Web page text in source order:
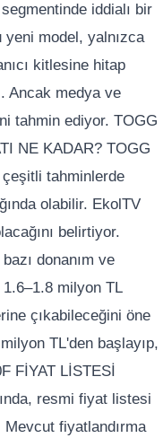
iddialı bir
yeni model, yalnızca
kitlesine hitap
Ancak medya ve
tahmin ediyor. TOGG
NE KADAR? TOGG
tahminlerde
olabilir. EkolTV
belirtiyor.
donanım ve
milyon TL
çıkabileceğini öne
TL'den başlayıp,
FİYAT LİSTESİ
resmi fiyat listesi
Mevcut fiyatlandırma